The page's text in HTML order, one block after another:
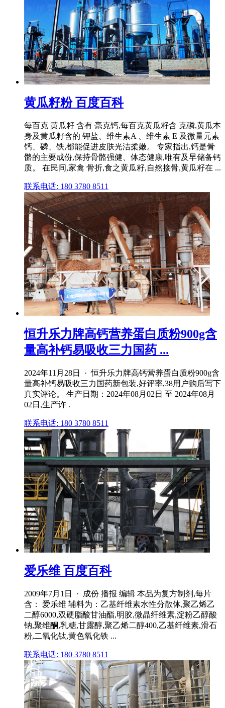
黄瓜籽粉 百度百科
每百克 黄瓜籽 含有 毫克钙,每百克黄瓜籽含 克磷,黄瓜本
身及黄瓜籽含的 钾盐、维生素A 、维生素 E 及微量元素
钙、磷、铁,都能促进皮肤光洁柔嫩。 专家指出,钙是骨
骼的主要成份,保持骨骼强健、体态健康,唯有及早储备钙
质。 在民间,家禽 骨折,食之黄瓜籽,自然接骨,黄瓜籽在 ...
联系电话: 180 3780 8511
恒升乐力牌高钙营养蛋白质粉900g含
量高补钙易吸收三力国药 ...
2024年11月28日 · 恒升乐力牌高钙营养蛋白质粉900g含
量高补钙易吸收三力国药新包装,好评率,38用户购后写下
真实评论。 生产日期：2024年08月02日 至 2024年08月
02日,生产许 .
联系电话: 180 3780 8511
爱乐维 百度百科
2009年7月1日 · 成份 播报 编辑 本品为复方制剂,每片
含： 爱乐维 辅料为：乙基纤维素水性分散体,聚乙烯乙
二醇6000,双硬脂酸甘油酯,明胶,微晶纤维素,淀粉乙醇酸
钠,聚维酮,乳糖,甘露醇,聚乙烯二醇400,乙基纤维素,滑石
粉,二氧化钛,黄色氧化铁 ...
联系电话: 180 3780 8511